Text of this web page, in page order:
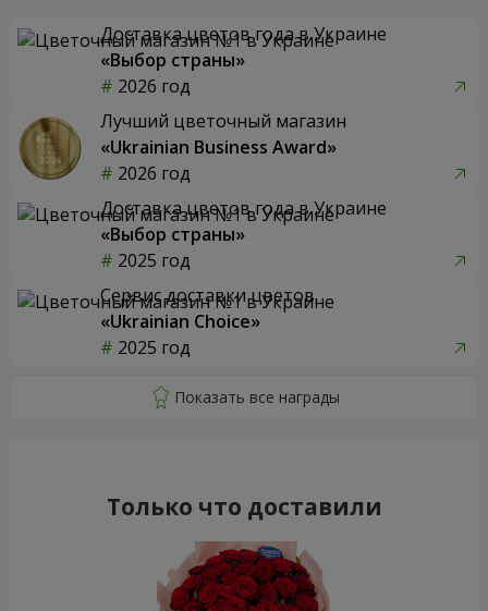
Доставка цветов года в Украине
«Выбор страны»
2026 год
Лучший цветочный магазин
«Ukrainian Business Award»
2026 год
Доставка цветов года в Украине
«Выбор страны»
2025 год
Сервис доставки цветов
«Ukrainian Choice»
2025 год
Только что доставили